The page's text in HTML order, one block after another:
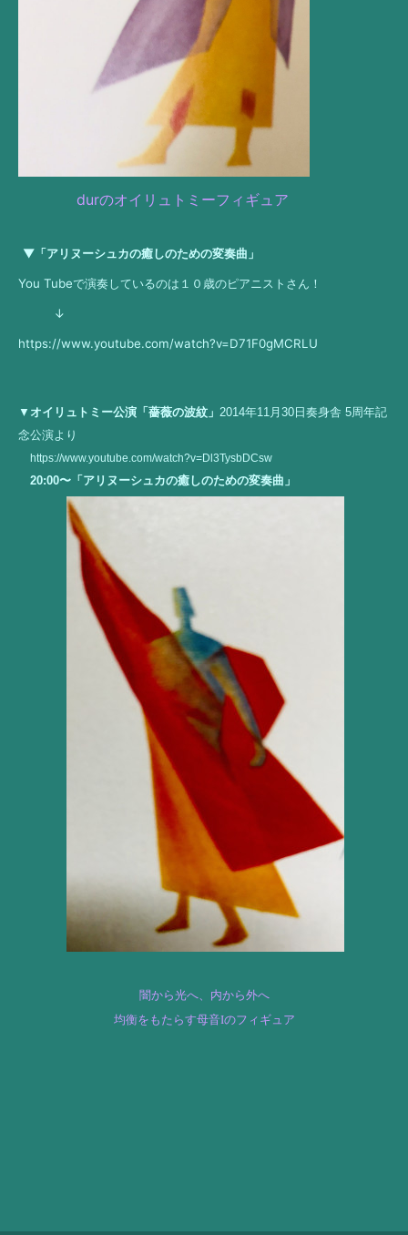
durのオイリュトミーフィギュア
▼ 「アリヌーシュカの癒しのための変奏曲」
You Tubeで演奏しているのは１０歳のピアニストさん！
↓
https://www.youtube.com/watch?v=D71F0gMCRLU
▼ オイリュトミー公演「薔薇の波紋」 2014年11月30日奏身舎 5周年記
念公演より
https://www.youtube.com/watch?v=Dl3TysbDCsw
20:00〜「アリヌーシュカの癒しのための変奏曲」
闇から光へ、 内から外へ
均衡をもたらす母音Iのフィギュア